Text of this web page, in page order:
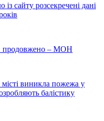
сайту розсекречені дані
продовжено – МОН
виникла пожежа у
балістику